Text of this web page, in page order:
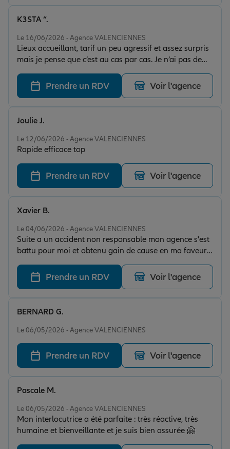
Le 16/06/2026 - Agence VALENCIENNES
Lieux accueillant, tarif un peu agressif et assez surpris
mais je pense que c’est au cas par cas. Je n’ai pas de
contre-indication pour essayer de se renseigner pour
se faire assurer chez eux
K3STA “.
Prendre un RDV Voir l'agence
Le 12/06/2026 - Agence VALENCIENNES
Rapide efficace top
Joulie J.
Prendre un RDV Voir l'agence
Le 04/06/2026 - Agence VALENCIENNES
Suite a un accident non responsable mon agence s'est
battu pour moi et obtenu gain de cause en ma faveur
donc je les remercie grandement et je les recommande
vivement
Xavier B.
Prendre un RDV Voir l'agence
Le 06/05/2026 - Agence VALENCIENNES
BERNARD G.
Prendre un RDV Voir l'agence
Le 06/05/2026 - Agence VALENCIENNES
Mon interlocutrice a été parfaite : très réactive, très
humaine et bienveillante et je suis bien assurée 🤗
Pascale M.